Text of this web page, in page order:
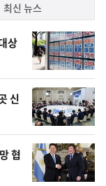
최신 뉴스
상
신
협